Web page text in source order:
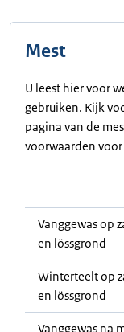
Mest
U leest hier voor
gebruiken. Kijk
pagina van de
voorwaarden voor
Vanggewas op
en lössgrond
Winterteelt op
en lössgrond
Vanggewas na